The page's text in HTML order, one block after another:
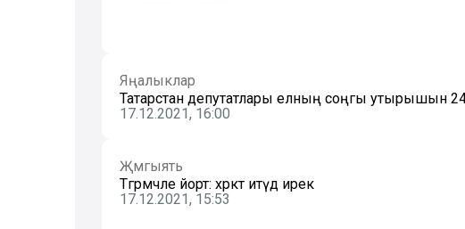
Яңалыклар
Татарстан депутатлары елның соңгы утырышын
17.12.2021, 16:00
Җәмгыять
Тәгәрмәчле йорт: хәрәкәт итүдә ирек
17.12.2021, 15:53